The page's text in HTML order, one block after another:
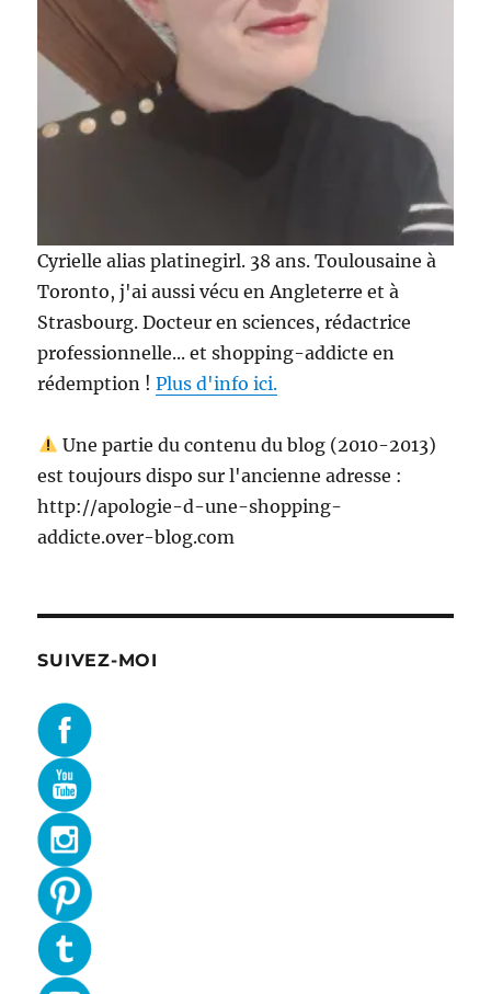
Cyrielle alias platinegirl. 38 ans. Toulousaine à
Toronto, j'ai aussi vécu en Angleterre et à
Strasbourg. Docteur en sciences, rédactrice
professionnelle... et shopping-addicte en
rédemption !Plus d'info ici.
Une partie du contenu du blog (2010-2013)
est toujours dispo sur l'ancienne adresse :
http://apologie-d-une-shopping-
addicte.over-blog.com
SUIVEZ-MOI